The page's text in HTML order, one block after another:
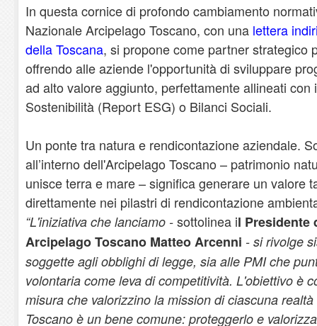
In questa cornice di profondo cambiamento
Nazionale Arcipelago Toscano, con una lettera
della Toscana, si propone come partner strategico
offrendo alle aziende l'opportunità di sviluppare
ad alto valore aggiunto, perfettamente allineati con
Sostenibilità (Report ESG) o Bilanci Sociali.
Un ponte tra natura e rendicontazione aziendale.
all’interno dell'Arcipelago Toscano – patrimonio
unisce terra e mare – significa generare un valore
direttamente nei pilastri di rendicontazione
“L'iniziativa che lanciamo - sottolinea il Presidente
Arcipelago Toscano Matteo Arcenni - si rivolge
soggette agli obblighi di legge, sia alle PMI che
volontaria come leva di competitività. L'obiettivo è
misura che valorizzino la mission di ciascuna
Toscano è un bene comune: proteggerlo e